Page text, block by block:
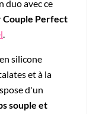
duo avec ce
Couple Perfect
.
silicone
et à la
d'un
souple et